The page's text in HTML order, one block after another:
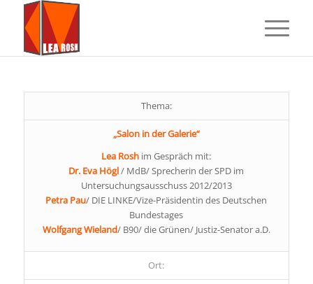
Thema:
„Salon in der Galerie“
Lea Rosh im Gespräch mit:
Dr. Eva Högl/ MdB/ Sprecherin der SPD im
Untersuchungsausschuss 2012/2013
Petra Pau/ DIE LINKE/Vize-Präsidentin des Deutschen
Bundestages
Wolfgang Wieland/ B90/ die Grünen/ Justiz-Senator a.D.
Ort: